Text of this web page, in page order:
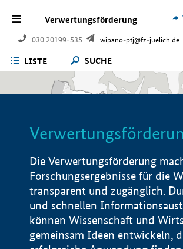
Verwertungsförderung
030 20199-535 wipano-ptj@fz-juelich.de
LISTE SUCHE
Die Verwertungsförderung
Forschungsergebnisse für die
transparent und zugänglich.
und schnellen
können Wissenschaft und
gemeinsam Ideen entwickeln,